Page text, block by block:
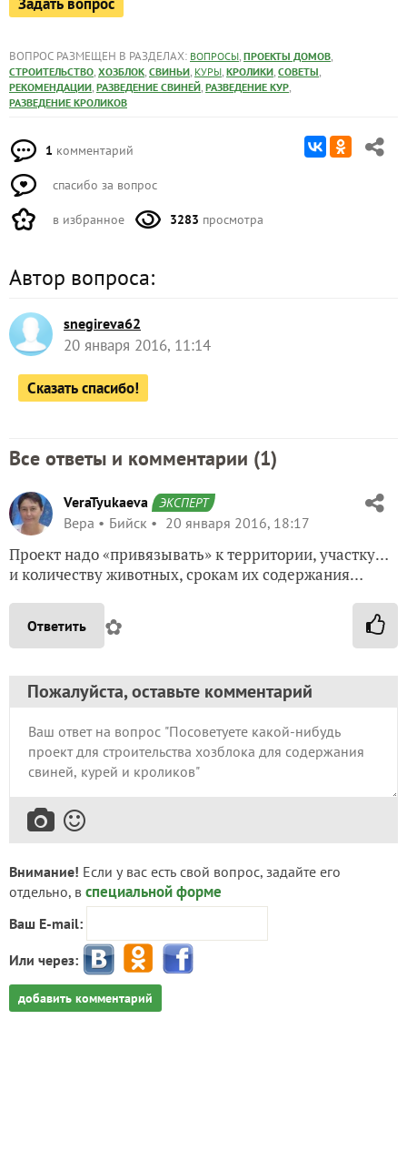
ВОПРОС РАЗМЕЩЕН В РАЗДЕЛАХ: ВОПРОСЫ, ПРОЕКТЫ ДОМОВ,
СТРОИТЕЛЬСТВО, ХОЗБЛОК, СВИНЬИ, КУРЫ, КРОЛИКИ, СОВЕТЫ,
РЕКОМЕНДАЦИИ, РАЗВЕДЕНИЕ СВИНЕЙ, РАЗВЕДЕНИЕ КУР,
РАЗВЕДЕНИЕ КРОЛИКОВ
1 комментарий
спасибо за вопрос
в избранное 3283 просмотра
Автор вопроса:
snegireva62
20 января 2016, 11:14
Сказать спасибо!
Все ответы и комментарии (1)
VeraTyukaeva ЭКСПЕРТ
Вера Бийск 20 января 2016, 18:17
Проект надо «привязывать» к территории, участку…
и количеству животных, срокам их содержания…
Ответить ✿
Пожалуйста, оставьте комментарий
Внимание! Если у вас есть свой вопрос, задайте его
отдельно, в специальной форме
Ваш E-mail:
Или через:
добавить комментарий